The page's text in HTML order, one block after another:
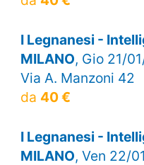
I Legnanesi -
MILANO, Gio 21/
Via A. Manzoni 42
da 40 €
I Legnanesi -
MILANO, Ven 22/